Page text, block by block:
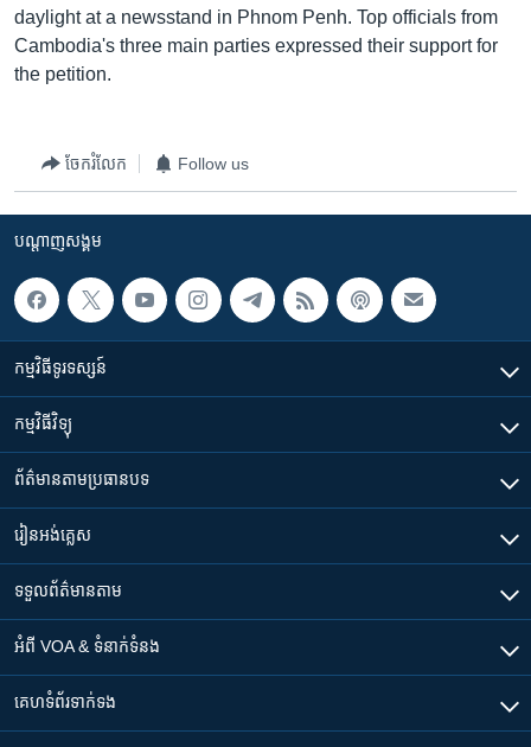
daylight at a newsstand in Phnom Penh. Top officials from
Cambodia's three main parties expressed their support for
the petition.
ចែករំលែក Follow us
បណ្តាញ​សង្គម
កម្មវិធី​ទូរទស្សន៍
កម្មវិធី​វិទ្យុ
ព័ត៌មាន​តាមប្រធានបទ​
រៀន​​អង់គ្លេស
ទទួល​ព័ត៌មាន​តាម
អំពី​ VOA & ទំនាក់ទំនង
គេហទំព័រ​​ទាក់ទង